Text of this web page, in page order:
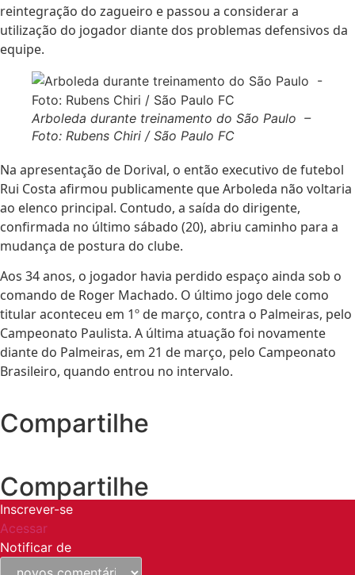
reintegração do zagueiro e passou a considerar a
utilização do jogador diante dos problemas defensivos da
equipe.
Arboleda durante treinamento do São Paulo –
Foto: Rubens Chiri / São Paulo FC
Na apresentação de Dorival, o então executivo de futebol
Rui Costa afirmou publicamente que Arboleda não voltaria
ao elenco principal. Contudo, a saída do dirigente,
confirmada no último sábado (20), abriu caminho para a
mudança de postura do clube.
Aos 34 anos, o jogador havia perdido espaço ainda sob o
comando de Roger Machado. O último jogo dele como
titular aconteceu em 1º de março, contra o Palmeiras, pelo
Campeonato Paulista. A última atuação foi novamente
diante do Palmeiras, em 21 de março, pelo Campeonato
Brasileiro, quando entrou no intervalo.
Compartilhe
Compartilhe
Inscrever-se
Acessar
Notificar de